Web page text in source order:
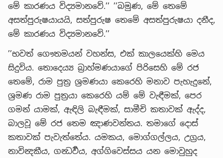
මේ කාරණය විද්‍යමානවේ.’’ ’’බමුණ, මේ තෙමේ
අසත්පුරුෂයායයි, සත්පුරුෂ තෙමේ අසත්පුරුෂයා දනීද,
මේ කාරණය විද්‍යමානවේ.’’
’’භවත් ගෞතමයන් වහන්ස, එක් කාලයෙක්හි මෙය
සිදුවිය. තොදෙය්‍ය බ්‍රාහ්මණයාගේ පිරිසෙහි මේ රජ
තෙමේ, රාම පුත්‍ර ශ්‍රමණයා කෙරෙහි මනාව පැහැදුනේ,
ශ්‍රමණ රාම පුත්‍රයා කෙරෙහි යම් මේ වැඳීමක්, පෙර
ගමන් යාමක්, ඇඳිලි බැඳීමක්, සාමීචි කතාවක් ඇද්ද,
බාලවූ මේ රජ තෙම ඤාණවන්තය. තමාගේ දොස්
කතාවක් පැවැත්තේය. යමකය, මොග්ගල්ලය, උග්‍රය,
නාවින්‍දකීය, ගන්‍ධර්‍වය, අග්ගිවෙස්සය යන මොවුහුද